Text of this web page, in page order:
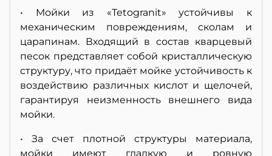
• Мойки из «Tetogranit» устойчивы к
механическим повреждениям, сколам и
царапинам. Входящий в состав кварцевый
песок представляет собой кристаллическую
структуру, что придаёт мойке устойчивость к
воздействию различных кислот и щелочей,
гарантируя неизменность внешнего вида
мойки.
• За счет плотной структуры материала,
мойки имеют гладкую и ровную